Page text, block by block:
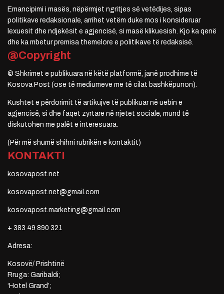
Emancipimi i masës, nëpërmjet ngritjes së vetëdijes, sipas
politikave redaksionale, arrihet vetëm duke mos i konsideruar
lexuesit dhe ndjekësit e agjencisë, si masë klikuesish. Kjo ka qenë
dhe ka mbetur premisa themelore e politikave të redaksisë.
@Copyright
© Shkrimet e publikuara në këtë platformë, janë prodhime të
Kosova Post (ose të mediumeve me të cilat bashkëpunon).
Kushtet e përdorimit të artikujve të publikuar në uebin e
agjencisë, si dhe faqet zyrtare në rrjetet sociale, mund të
diskutohen me palët e interesuara.
(Për më shumë shihni rubrikën e kontaktit)
KONTAKTI
kosovapost.net
kosovapost.net@gmail.com
kosovapost.marketing@gmail.com
+ 383 49 890 321
Adresa:
Kosovë/ Prishtinë
Rruga: Garibaldi;
‘Hotel Grand’;